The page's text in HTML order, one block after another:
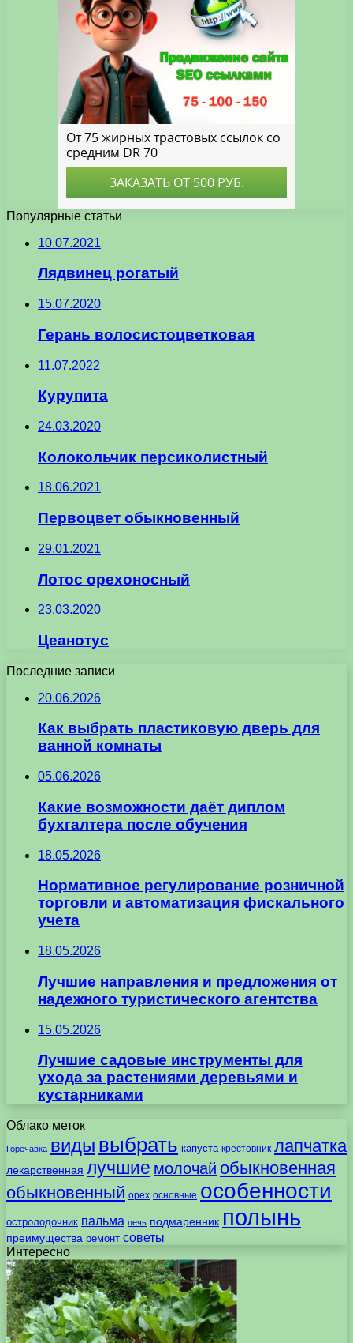
Популярные статьи
10.07.2021
Лядвинец рогатый
15.07.2020
Герань волосистоцветковая
11.07.2022
Курупита
24.03.2020
Колокольчик персиколистный
18.06.2021
Первоцвет обыкновенный
29.01.2021
Лотос орехоносный
23.03.2020
Цеанотус
Последние записи
20.06.2026
Как выбрать пластиковую дверь для
ванной комнаты
05.06.2026
Какие возможности даёт диплом
бухгалтера после обучения
18.05.2026
Нормативное регулирование розничной
торговли и автоматизация фискального
учета
18.05.2026
Лучшие направления и предложения от
надежного туристического агентства
15.05.2026
Лучшие садовые инструменты для
ухода за растениями деревьями и
кустарниками
Облако меток
Горечавка виды выбрать капуста крестовник лапчатка
лекарственная лучшие молочай обыкновенная
обыкновенный орех основные особенности
остролодочник пальма печь подмаренник полынь
преимущества ремонт советы
Интересно